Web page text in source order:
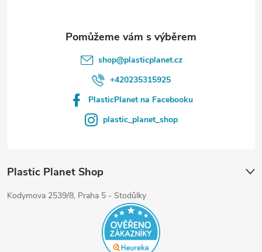
shop@plasticplanet.cz
+420235315925
PlasticPlanet na Facebooku
plastic_planet_shop
Plastic Planet Shop
Kodymova 2539/8, Praha 5 - Stodůlky